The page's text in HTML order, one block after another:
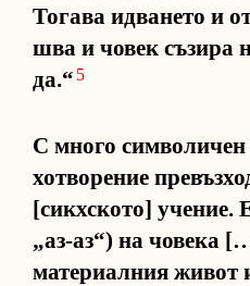
То­гава ид­ва­нето и
шва и чо­век съ­зира
да.“ 5
С много сим­во­ли­чен
хот­во­ре­ние
[сик­х­с­ко­то] уче­ние.
„аз-аз“) на чо­века
ма­те­ри­ал­ния жи­вот